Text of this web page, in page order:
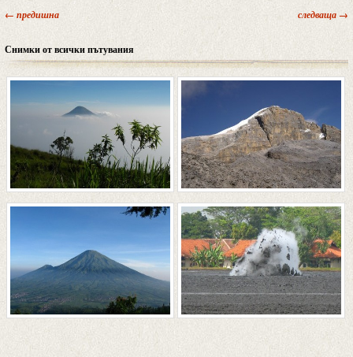
← предишна следваща →
Снимки от всички пътувания